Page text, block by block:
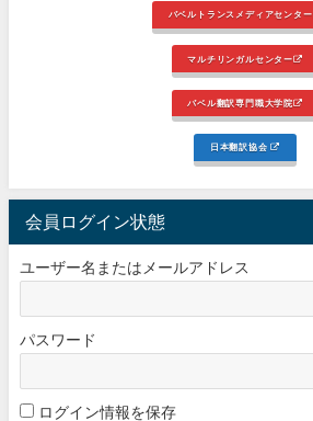
バベルトランスメディアセンター
マルチリンガルセンター
バベル翻訳専門職大学院
日本翻訳協会
会員ログイン状態
ユーザー名またはメールアドレス
パスワード
ログイン情報を保存